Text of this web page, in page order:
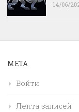
14/06/
МЕТА
Войти
Лента записей